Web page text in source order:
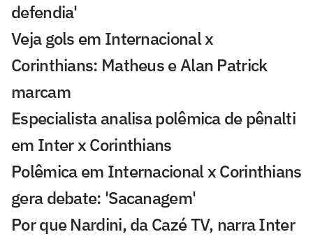
defendia'
Veja gols em Internacional x
Corinthians: Matheus e Alan Patrick
marcam
Especialista analisa polêmica de pênalti
em Inter x Corinthians
Polêmica em Internacional x Corinthians
gera debate: 'Sacanagem'
Por que Nardini, da Cazé TV, narra Inter